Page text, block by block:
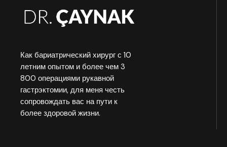
Как бариатрический хирург с 10
летним опытом и более чем 3
800 операциями рукавной
гастрэктомии, для меня честь
сопровождать вас на пути к
более здоровой жизни.